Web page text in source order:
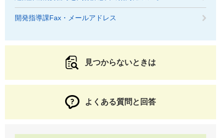
開発指導課Fax・メールアドレス
見つからないときは
よくある質問と回答